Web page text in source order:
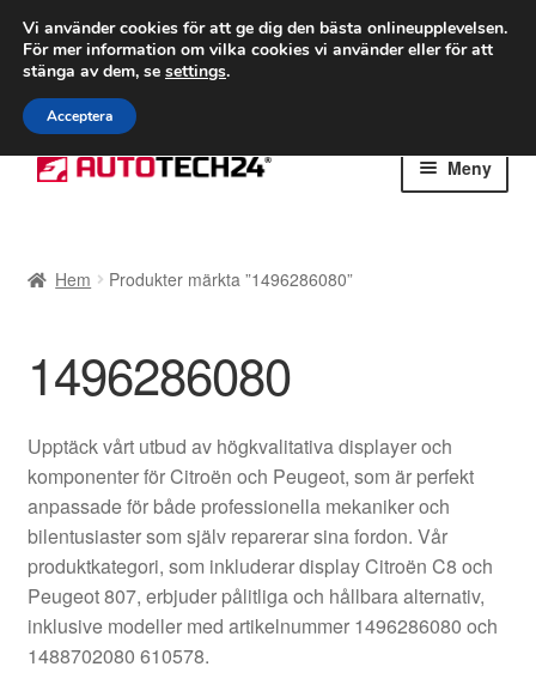
FRAKT från 75 kr
Världsomspännande frakt
Ring 766 924 713
Hoppa
till
Hoppa
till
Meny
Betalningar
Integritetspolicy
Kolla upp
Kontakt
Mitt konto
Hem Produkter märkta ”1496286080”
1496286080
Upptäck vårt utbud av högkvalitativa displayer och
komponenter för Citroën och Peugeot, som är perfekt
anpassade för både professionella mekaniker och
bilentusiaster som själv reparerar sina fordon. Vår
produktkategori, som inkluderar display Citroën C8 och
Peugeot 807, erbjuder pålitliga och hållbara alternativ,
inklusive modeller med artikelnummer 1496286080 och
1488702080 610578.
Vi använder cookies för att ge dig den bästa onlineupplevelsen.
För mer information om vilka cookies vi använder eller för att
stänga av dem, se settings.
Acceptera